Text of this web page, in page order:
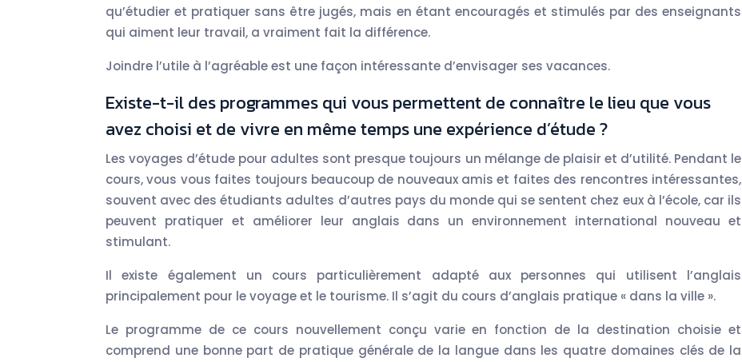
qu’étudier et pratiquer sans être jugés, mais en étant encouragés et stimulés par des enseignants
qui aiment leur travail, a vraiment fait la différence.
Joindre l’utile à l’agréable est une façon intéressante d’envisager ses vacances.
Existe-t-il des programmes qui vous permettent de connaître le lieu que vous
avez choisi et de vivre en même temps une expérience d’étude ?
Les voyages d’étude pour adultes sont presque toujours un mélange de plaisir et d’utilité. Pendant le
cours, vous vous faites toujours beaucoup de nouveaux amis et faites des rencontres intéressantes,
souvent avec des étudiants adultes d’autres pays du monde qui se sentent chez eux à l’école, car ils
peuvent pratiquer et améliorer leur anglais dans un environnement international nouveau et
stimulant.
Il existe également un cours particulièrement adapté aux personnes qui utilisent l’anglais
principalement pour le voyage et le tourisme. Il s’agit du cours d’anglais pratique « dans la ville ».
Le programme de ce cours nouvellement conçu varie en fonction de la destination choisie et
comprend une bonne part de pratique générale de la langue dans les quatre domaines clés de la